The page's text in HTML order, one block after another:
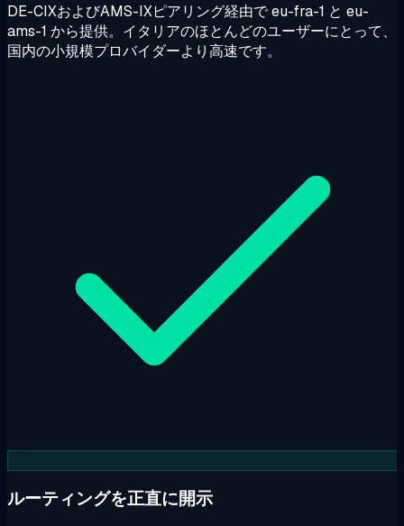
DE-CIXおよびAMS-IXピアリング経由で eu-fra-1 と eu-
ams-1 から提供。イタリアのほとんどのユーザーにとって、
国内の小規模プロバイダーより高速です。
ルーティングを正直に開示